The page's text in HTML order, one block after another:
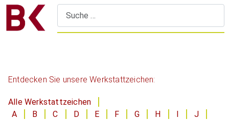
Entdecken Sie unsere Werkstattzeichen:
Alle Werkstattzeichen
A
B C D E F G H
J